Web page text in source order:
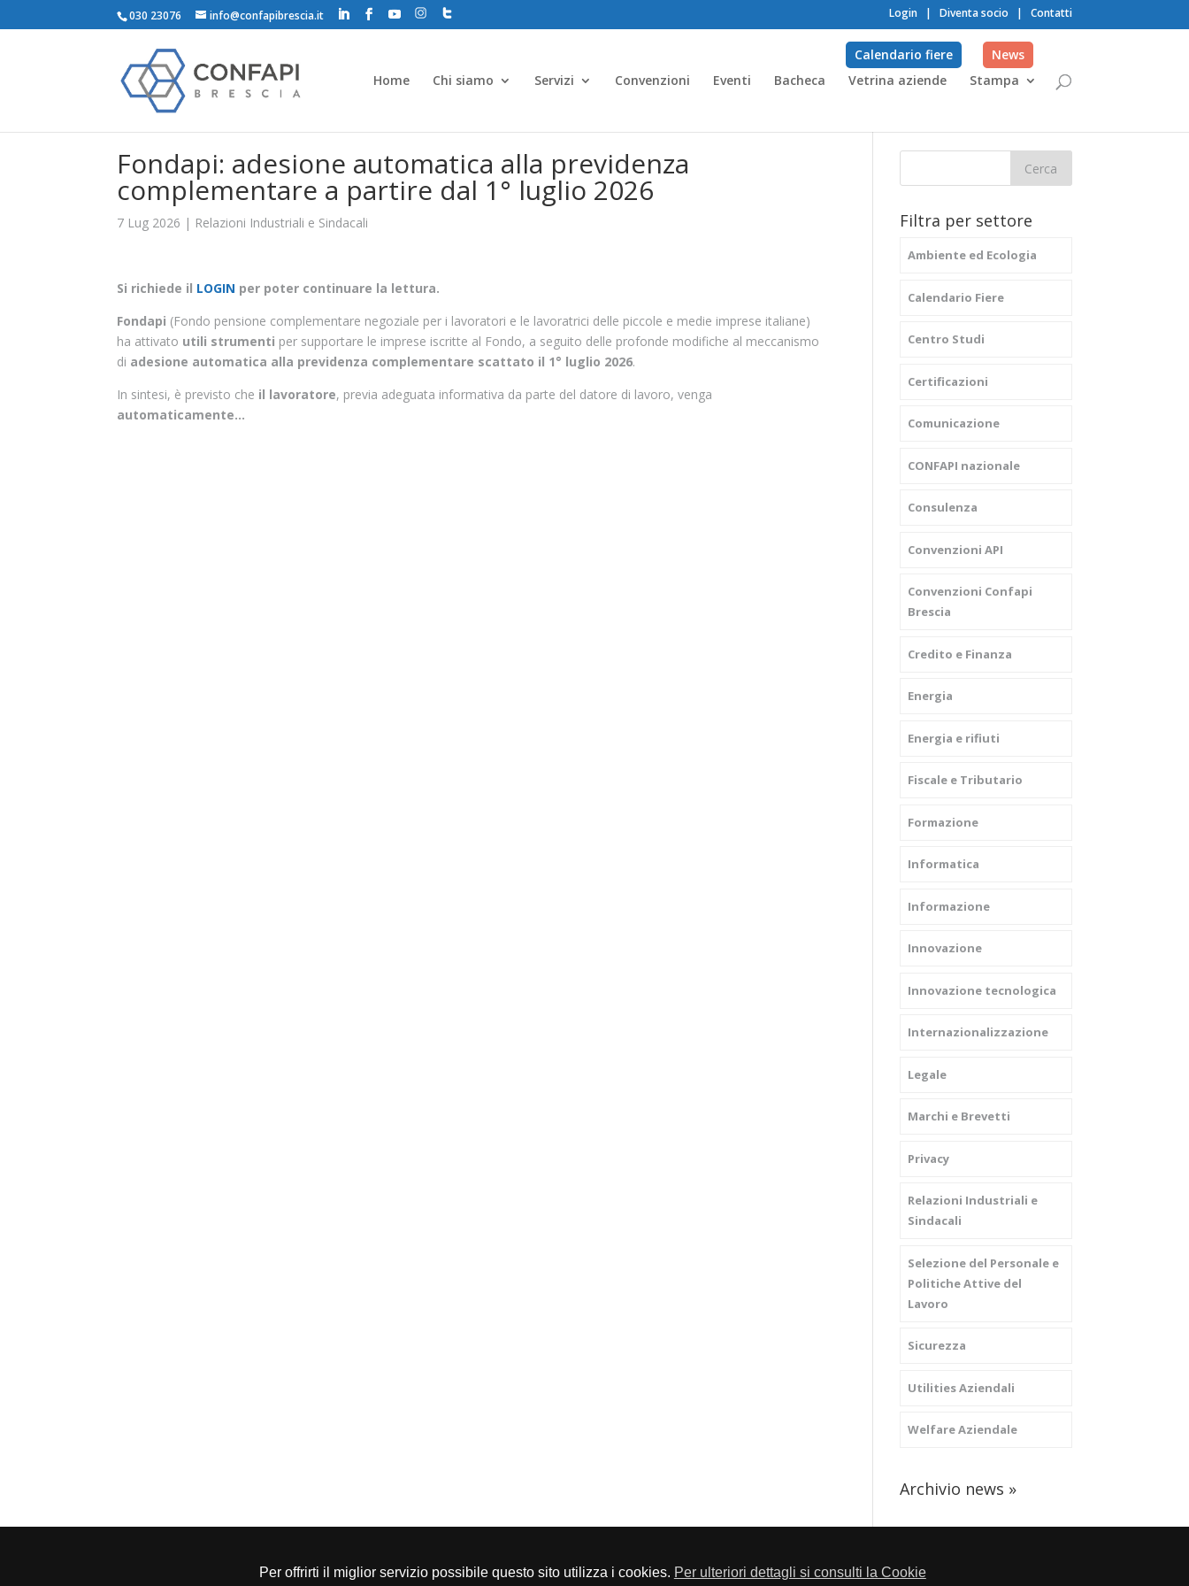
Per offrirti il miglior servizio possibile questo sito utilizza i cookies. Per ulteriori dettagli si consulti la Cookie
030 23076 info@confapibrescia.it Login | Diventa socio | Contatti
Home Chi siamo Servizi Convenzioni Eventi Bacheca Vetrina aziende Stampa
Calendario fiere News
Fondapi: adesione automatica alla previdenza
complementare a partire dal 1° luglio 2026
7 Lug 2026 | Relazioni Industriali e Sindacali
Si richiede il LOGIN per poter continuare la lettura.
Fondapi (Fondo pensione complementare negoziale per i lavoratori e le lavoratrici delle piccole e medie imprese italiane)
ha attivato utili strumenti per supportare le imprese iscritte al Fondo, a seguito delle profonde modifiche al meccanismo
di adesione automatica alla previdenza complementare scattato il 1° luglio 2026.
In sintesi, è previsto che il lavoratore, previa adeguata informativa da parte del datore di lavoro, venga
automaticamente...
Filtra per settore
Ambiente ed Ecologia
Calendario Fiere
Centro Studi
Certificazioni
Comunicazione
CONFAPI nazionale
Consulenza
Convenzioni API
Convenzioni Confapi
Brescia
Credito e Finanza
Energia
Energia e rifiuti
Fiscale e Tributario
Formazione
Informatica
Informazione
Innovazione
Innovazione tecnologica
Internazionalizzazione
Legale
Marchi e Brevetti
Privacy
Relazioni Industriali e
Sindacali
Selezione del Personale e
Politiche Attive del
Lavoro
Sicurezza
Utilities Aziendali
Welfare Aziendale
Archivio news »
Via F.Lippi, 30 25134 Brescia P.Iva 01548020179 - Telefono 030-23076 - Fax 030-2304108